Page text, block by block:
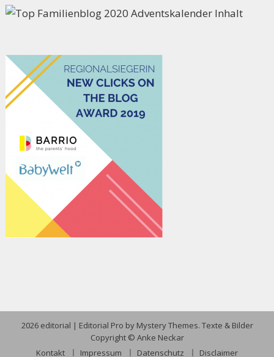
2026 editorial | Editorial Pro by Mystery Themes. Texte & Bilder
Copyright © Anke Neckar
Kontakt
Impressum Datenschutz Disclaimer